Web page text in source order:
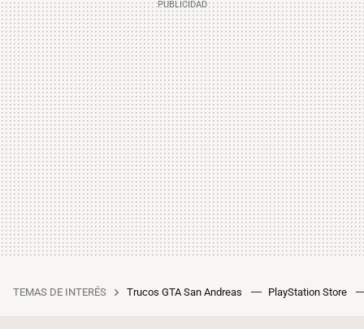
TEMAS DE INTERÉS Trucos GTA San Andreas PlayStation Store